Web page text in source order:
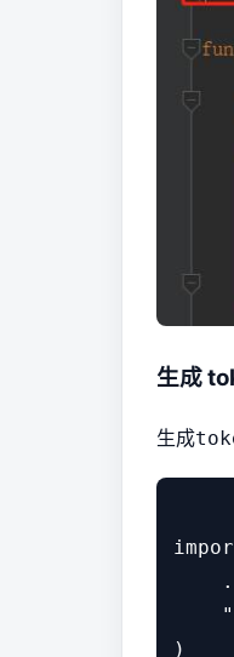
生成
生成
)